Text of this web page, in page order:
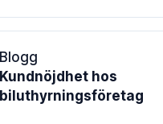
Blogg
Kundnöjdhet hos
biluthyrningsföretag